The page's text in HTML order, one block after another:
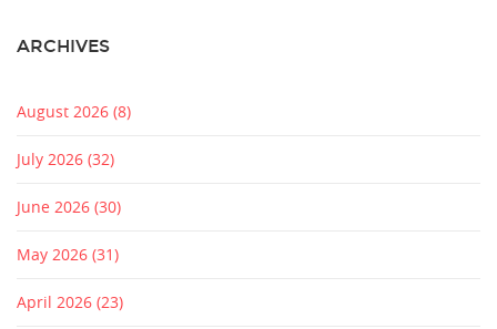
ARCHIVES
August 2026 (8)
July 2026 (32)
June 2026 (30)
May 2026 (31)
April 2026 (23)